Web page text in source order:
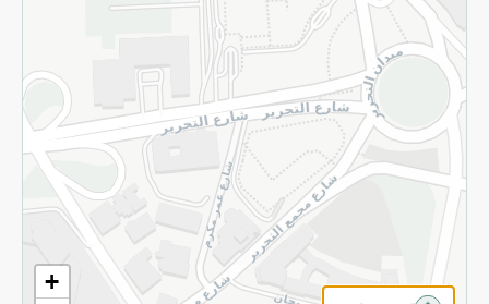
+
©2026 - Spinneys | جميع الحقوق محفوظة